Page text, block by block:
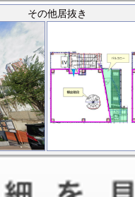
その他居抜き